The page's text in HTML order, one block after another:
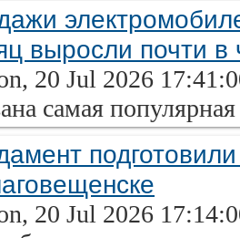
выросли почти в
20 Jul 2026
самая
20 Jul 2026